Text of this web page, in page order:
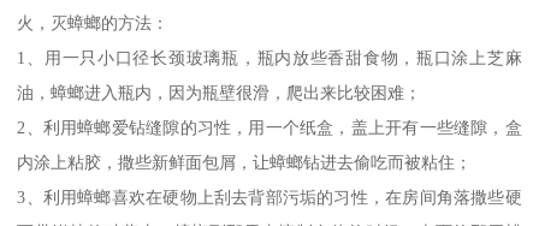
火，灭蟑螂的方法：
1、用一只小口径长颈玻璃瓶，瓶内放些香甜食物，瓶口涂上芝麻
油，蟑螂进入瓶内，因为瓶壁很滑，爬出来比较困难；
2、利用蟑螂爱钻缝隙的习性，用一个纸盒，盖上开有一些缝隙，盒
内涂上粘胶，撒些新鲜面包屑，让蟑螂钻进去偷吃而被粘住；
3、利用蟑螂喜欢在硬物上刮去背部污垢的习性，在房间角落撒些硬